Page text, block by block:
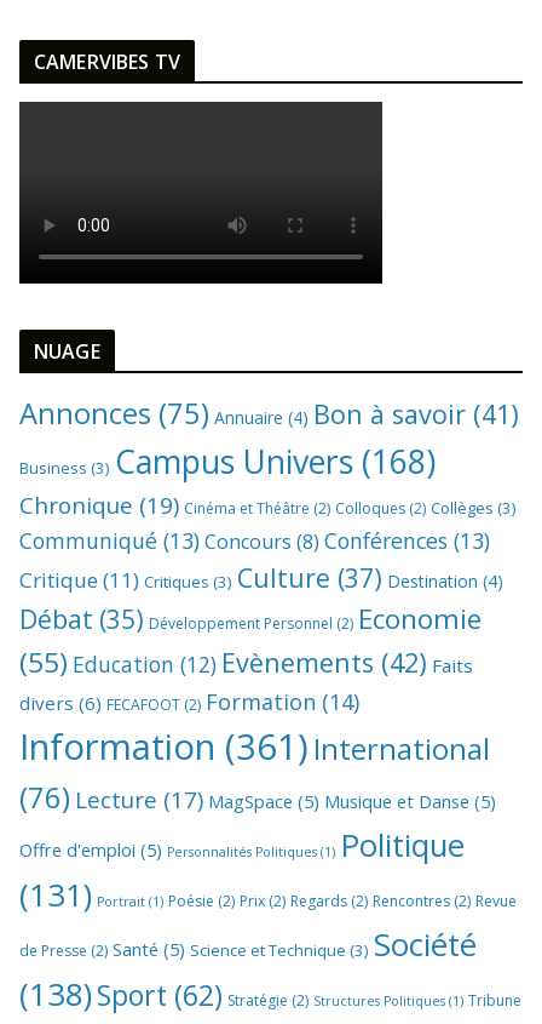
CAMERVIBES TV
NUAGE
Annonces (75) Annuaire (4) Bon à savoir (41)
Business (3) Campus Univers (168)
Chronique (19) Cinéma et Théâtre (2) Colloques (2) Collèges (3)
Communiqué (13)Concours (8) Conférences (13)
Critique(11) Critiques (3) Culture (37) Destination (4)
Débat (35) Développement Personnel (2) Economie
(55) Education (12) Evènements (42) Faits
divers (6) FECAFOOT (2) Formation (14)
Information (361) International
(76) Lecture (17) MagSpace (5) Musique et Danse (5)
Offre d'emploi (5) Personnalités Politiques (1) Politique
(131) Portrait (1) Poésie (2) Prix (2) Regards (2) Rencontres (2) Revue
de Presse (2) Santé (5) Science et Technique (3) Société
(138)Sport (62) Stratégie (2) Structures Politiques (1) Tribune